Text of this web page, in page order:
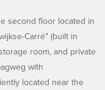
second floor located in
Carré" (built in
room, and private
with
located near the